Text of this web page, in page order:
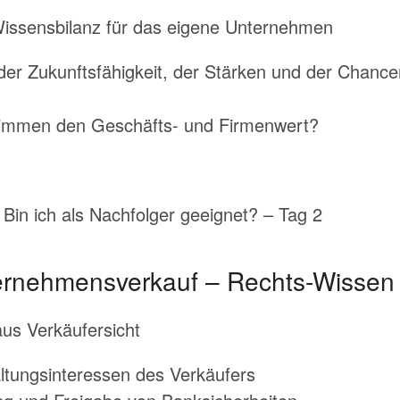
für das eigene Unternehmen
Zukunftsfähigkeit, der Stärken und der
den Geschäfts- und Firmenwert?
ich als Nachfolger geeignet? – Tag 2
– Rechts-
Verkäufersicht
des Verkäufers